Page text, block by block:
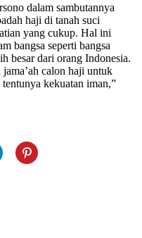
dalam sambutannya
haji di tanah suci
yang cukup. Hal ini
bangsa seperti bangsa
besar dari orang Indonesia.
calon haji untuk
kekuatan iman,”